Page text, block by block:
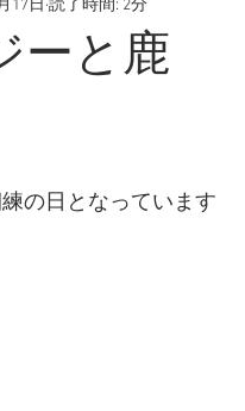
ーと鹿
17日 読了時間: 2分
の日となっています